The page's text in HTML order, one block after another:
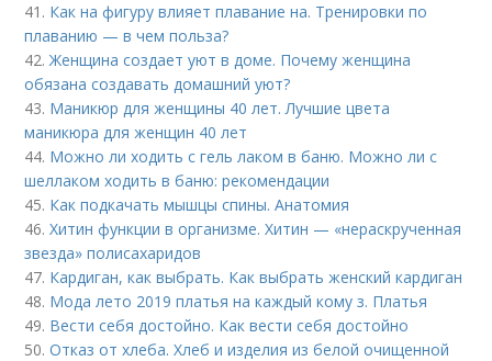
41. Как на фигуру влияет плавание на. Тренировки по
плаванию — в чем польза?
42.Женщина создает уют в доме. Почему женщина
обязана создавать домашний уют?
43. Маникюр для женщины 40 лет. Лучшие цвета
маникюра для женщин 40 лет
44. Можно ли ходить с гель лаком в баню. Можно ли с
шеллаком ходить в баню: рекомендации
45. Как подкачать мышцы спины. Анатомия
46.Хитин функции в организме. Хитин — «нераскрученная
звезда» полисахаридов
47. Кардиган, как выбрать. Как выбрать женский кардиган
48. Мода лето 2019 платья на каждый кому з. Платья
49. Вести себя достойно. Как вести себя достойно
50.Отказ от хлеба. Хлеб и изделия из белой очищенной